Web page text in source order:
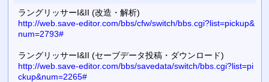
ラングリッサーI&II (改造・解析)
http://web.save-editor.com/bbs/cfw/switch/bbs.cgi?list=pickup&
num=2793#
ラングリッサーI&II (セーブデータ投稿・ダウンロード)
http://web.save-editor.com/bbs/savedata/switch/bbs.cgi?list=pi
ckup&num=2265#